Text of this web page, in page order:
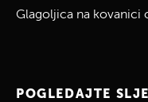
Glagoljica na kovanici
POGLEDAJTE